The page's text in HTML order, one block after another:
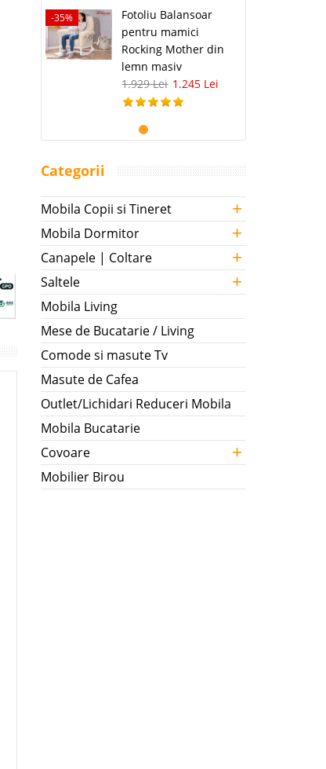
-35%
Fotoliu Balansoar
pentru mamici
Rocking Mother din
lemn masiv
1.929 Lei 1.245 Lei
Categorii
Mobila Copii si Tineret +
Mobila Dormitor +
Canapele | Coltare +
Saltele +
Mobila Living
Mese de Bucatarie / Living
Comode si masute Tv
Masute de Cafea
Outlet/Lichidari Reduceri Mobila
Mobila Bucatarie
Covoare
+
Mobilier Birou